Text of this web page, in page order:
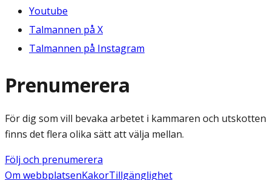
Youtube
Talmannen på X
Talmannen på Instagram
Prenumerera
För dig som vill bevaka arbetet i kammaren och utskotten
finns det flera olika sätt att välja mellan.
Följ och prenumerera
Om webbplatsenKakorTillgänglighet